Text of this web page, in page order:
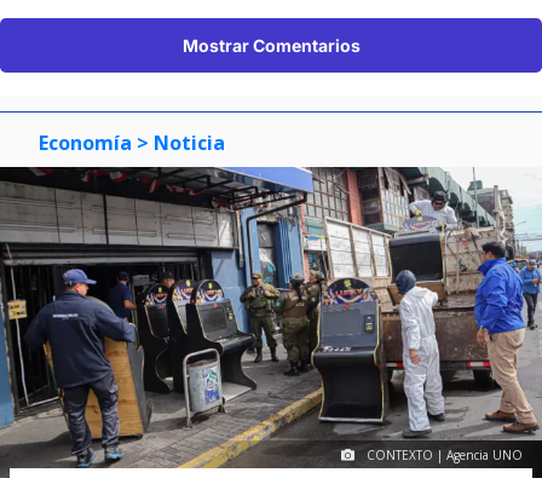
Mostrar Comentarios
Economía > Noticia
CONTEXTO | Agencia UNO